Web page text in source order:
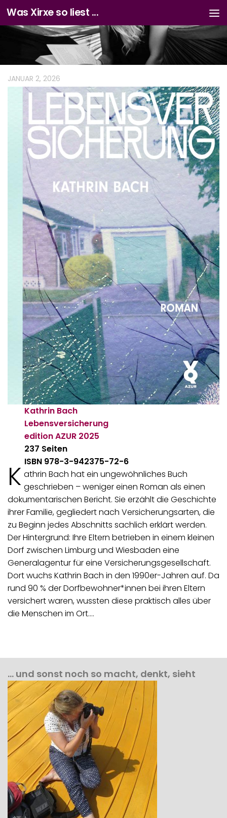
Zum Inhalt springen
Was Xirxe so liest ...
JANUAR 2, 2026
Kathrin Bach
Lebensversicherung
edition AZUR 2025
237 Seiten
ISBN 978-3-942375-72-6
K athrin Bach hat ein ungewöhnliches Buch
geschrieben – weniger einen Roman als einen
dokumentarischen Bericht. Sie erzählt die Geschichte
ihrer Familie, gegliedert nach Versicherungsarten, die
zu Beginn jedes Abschnitts sachlich erklärt werden.
Der Hintergrund: Ihre Eltern betrieben in einem kleinen
Dorf zwischen Limburg und Wiesbaden eine
Generalagentur für eine Versicherungsgesellschaft.
Dort wuchs Kathrin Bach in den 1990er-Jahren auf. Da
rund 90 % der Dorfbewohner*innen bei ihren Eltern
versichert waren, wussten diese praktisch alles über
die Menschen im Ort.…
… und sonst noch so macht, denkt, sieht